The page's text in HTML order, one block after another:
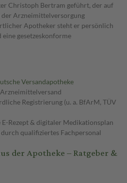
Christoph Bertram geführt, der auf
Arzneimittelversorgung
Apotheker steht er persönlich
gesetzeskonforme
Versandapotheke
Registrierung (u. a. BfArM, TÜV
E-Rezept & digitaler Medikationsplan
qualifiziertes Fachpersonal
der Apotheke – Ratgeber &